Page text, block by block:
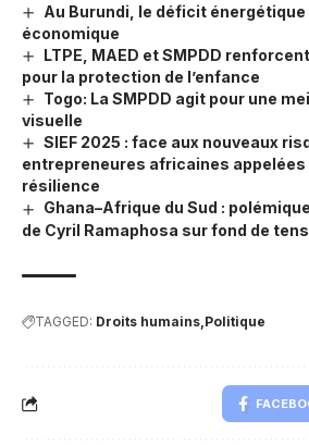
Au Burundi, le déficit
économique
LTPE, MAED et SMPDD
pour la protection de l’enfance
Togo: La SMPDD agit pour une
visuelle
SIEF 2025 : face aux nouveaux
entrepreneures africaines
résilience
Ghana–Afrique du Sud :
de Cyril Ramaphosa sur fond de
TAGGED: Droits humains Politique